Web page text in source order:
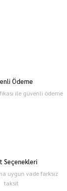
Ödeme
ile güvenli ödeme
Seçenekleri
uygun vade farksız
taksit